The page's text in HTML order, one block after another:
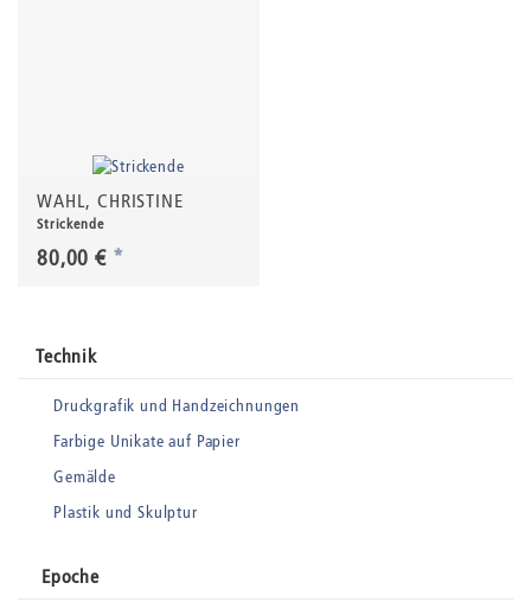
WAHL, CHRISTINE
Strickende
80,00 € *
Technik
Druckgrafik und Handzeichnungen
Farbige Unikate auf Papier
Gemälde
Plastik und Skulptur
Epoche